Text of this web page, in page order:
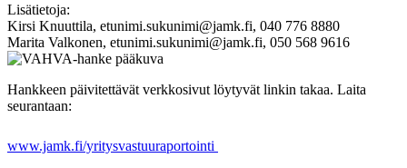
Lisätietoja:
Kirsi Knuuttila, etunimi.sukunimi@jamk.fi, 040 776 8880
Marita Valkonen, etunimi.sukunimi@jamk.fi, 050 568 9616
Hankkeen päivitettävät verkkosivut löytyvät linkin takaa. Laita
seurantaan:
www.jamk.fi/yritysvastuuraportointi